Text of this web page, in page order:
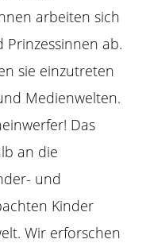
arbeiten sich
ab.
sie einzutreten
Medienwelten.
Das
an die
und
Kinder
Wir erforschen